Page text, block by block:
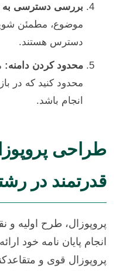
بررسی دسترسی به
موضوع، مطمئن شوید
دسترس هستند.
محدود کردن دامنه:
محدود کنید که در
انجام باشد.
قدرتمند در
پروپوزال، طرح اولیه و
انجام پایان نامه خود
پروپوزال قوی و